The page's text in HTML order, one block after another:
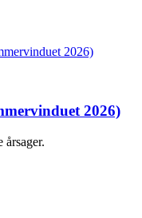
2026)
2026)
årsager.